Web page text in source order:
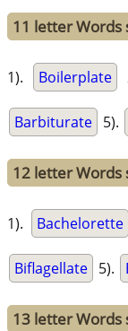
11 letter Words
1). Boilerplate
Barbiturate 5).
12 letter Words
1). Bachelorette
Biflagellate 5).
13 letter Words